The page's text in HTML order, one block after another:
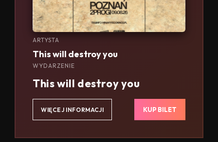
ARTYSTA
This will destroy you
WYDARZENIE
This will destroy you
WIĘCEJ INFORMACJI KUP BILET